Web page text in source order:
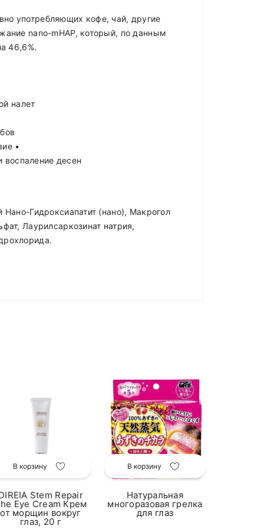
употребляющих кофе, чай, другие
nano-mHAP, который, по данным
46,6%.
налет
•
воспаление десен
Гидроксиапатит (нано), Макрогол
Лаурилсаркозинат натрия,
В корзину
Stem Repair
Eye Cream Крем
от морщин вокруг
глаз, 20 г
В корзину
Натуральная
многоразовая грелка
для глаз